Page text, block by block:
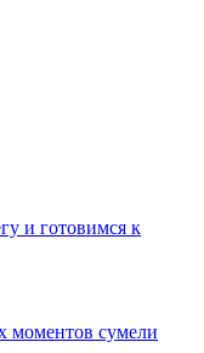
и готовимся к
моментов сумели